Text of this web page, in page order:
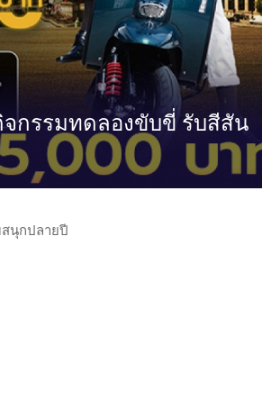
กรรมทดลองขับขี่ รับสีสัน
นุกปลายปี